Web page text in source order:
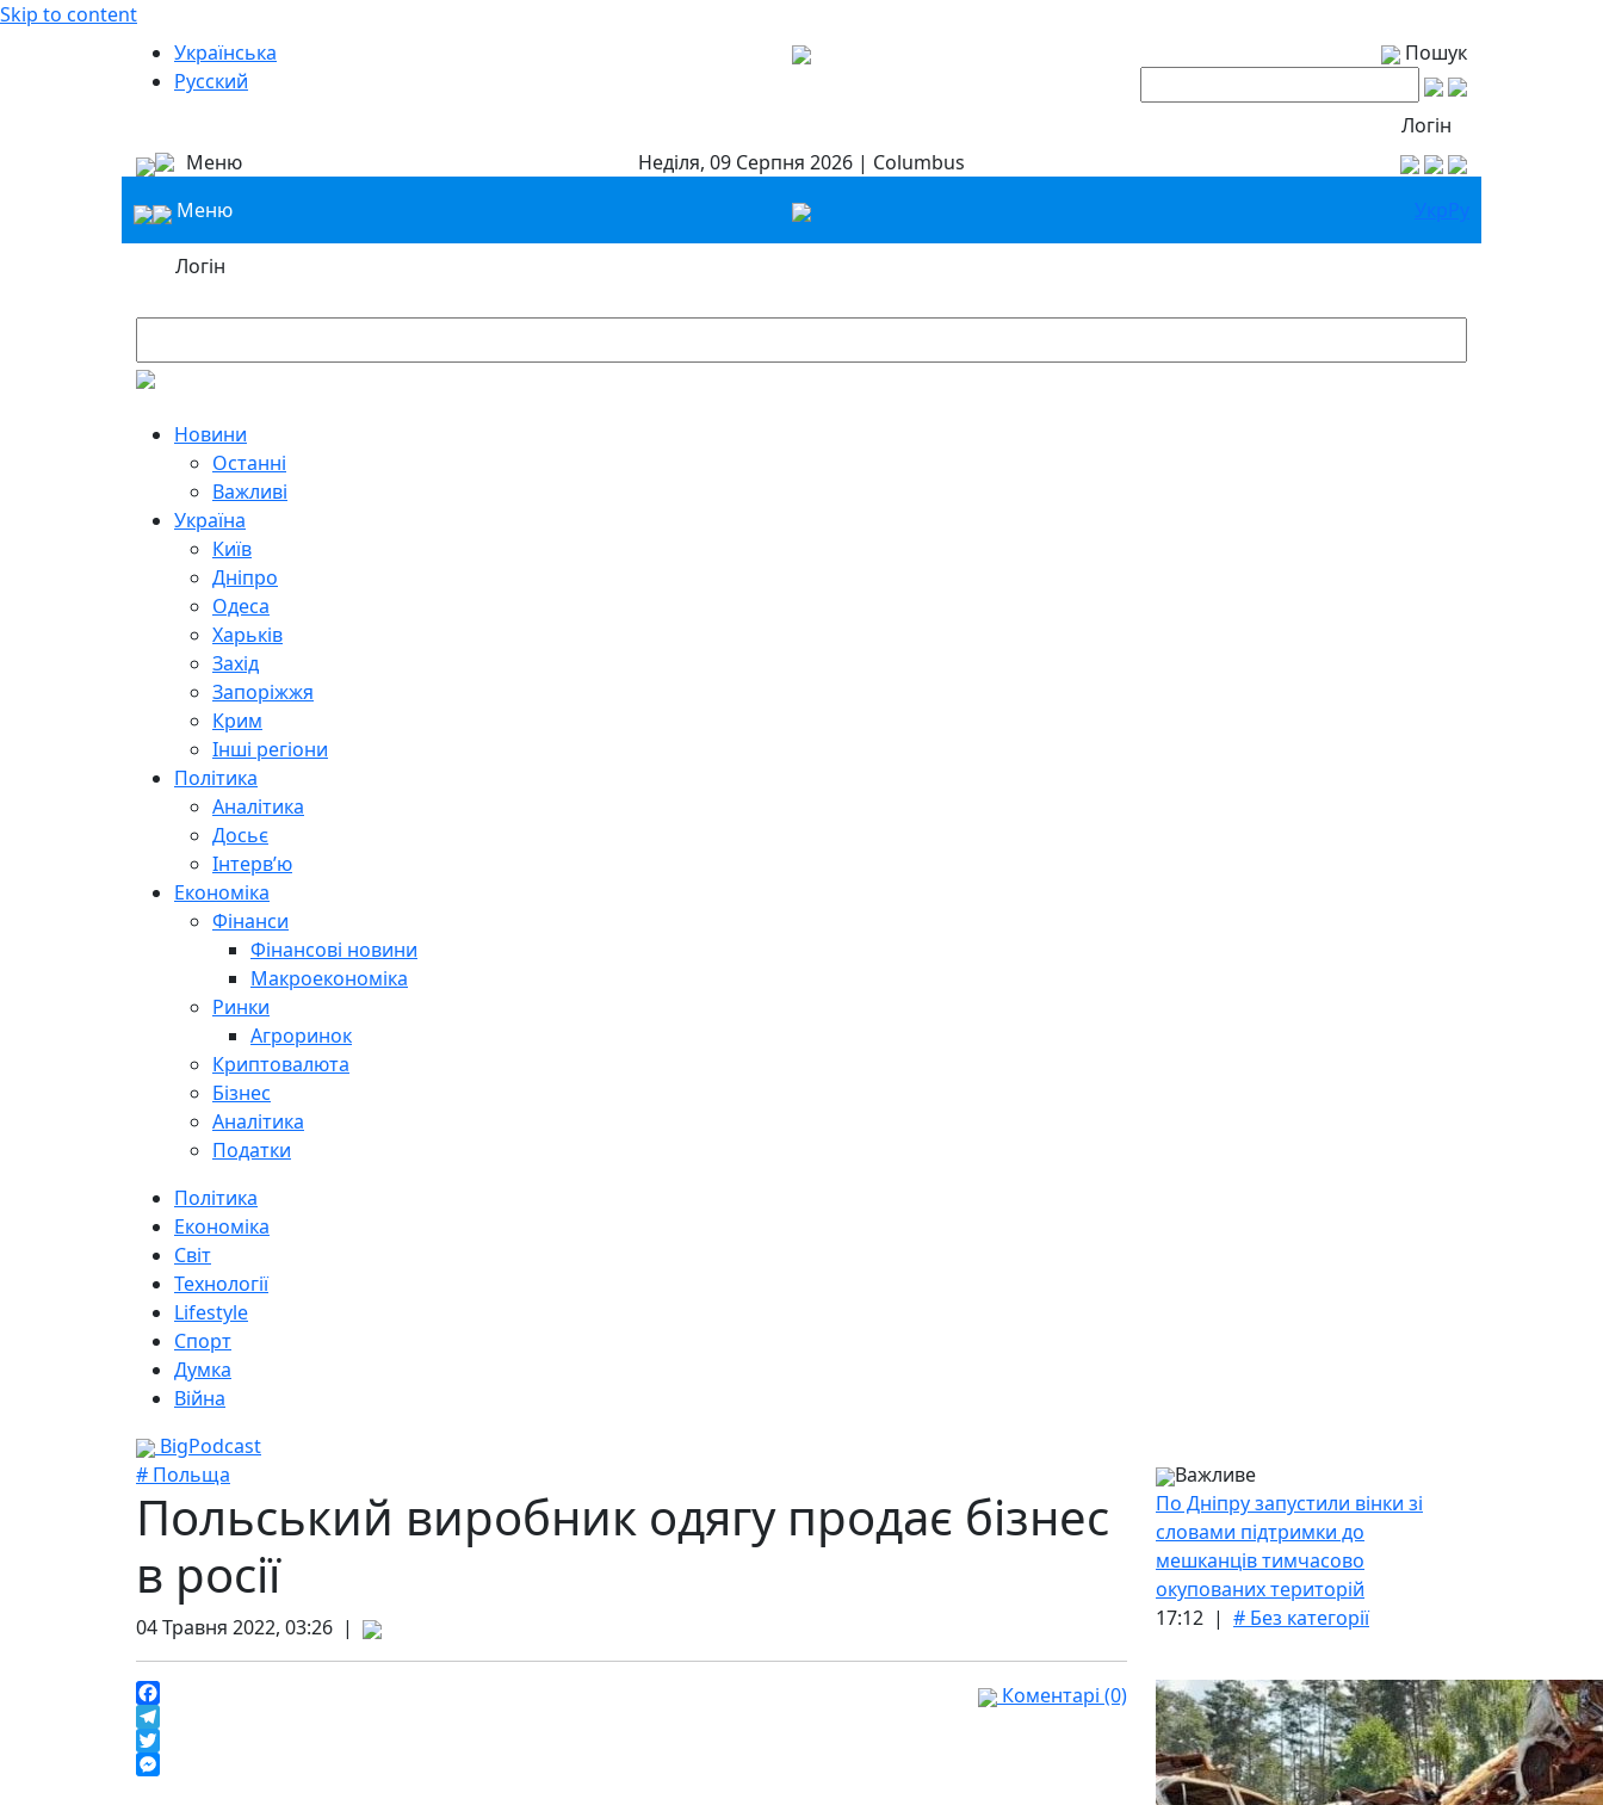
Skip to content
Українська
Русский
Пошук
Логін
Меню
Неділя, 09 Серпня 2026 | Columbus
Меню
УкрРу
Логін
Новини
Останні
Важливі
Україна
Київ
Дніпро
Одеса
Харьків
Захід
Запоріжжя
Крим
Інші регіони
Політика
Аналітика
Досьє
Інтерв’ю
Економіка
Фінанси
Фінансові новини
Макроекономіка
Ринки
Агроринок
Криптовалюта
Бізнес
Аналітика
Податки
Політика
Економіка
Світ
Технології
Lifestyle
Спорт
Думка
Війна
BigPodcast
# Польща
Польський виробник одягу продає бізнес
в росії
04 Травня 2022, 03:26 |
Facebook
Telegram
Twitter
Коментарі (0)
Важливе
По Дніпру запустили вінки зі
словами підтримки до
мешканців тимчасово
окупованих територій
17:12 | # Без категорії